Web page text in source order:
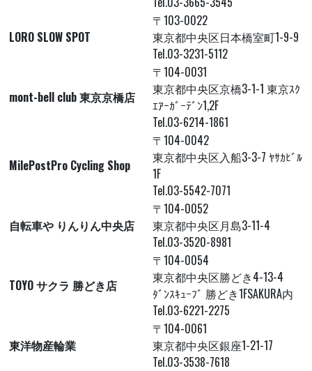
LORO SLOW SPOT
〒103-0022
東京都中央区日本橋室町1-9-9
Tel.03-3231-5112
mont-bell club 東京京橋店
〒104-0031
東京都中央区京橋3-1-1 東京ｽｸ
ｴｱｰｶﾞｰﾃﾞﾝ1,2F
Tel.03-6214-1861
MilePostPro Cycling Shop
〒104-0042
東京都中央区入船3-3-7 ﾔｻｶﾋﾞﾙ
1F
Tel.03-5542-7071
自転車や りんりん中央店
〒104-0052
東京都中央区月島3-11-4
Tel.03-3520-8981
TOYO サクラ 勝どき店
〒104-0054
東京都中央区勝どき4-13-4
ﾀﾞﾝｽｷｭｰﾌﾞ 勝どき1FSAKURA内
Tel.03-6221-2275
東洋物産輪業
〒104-0061
東京都中央区銀座1-21-17
Tel.03-3538-7618